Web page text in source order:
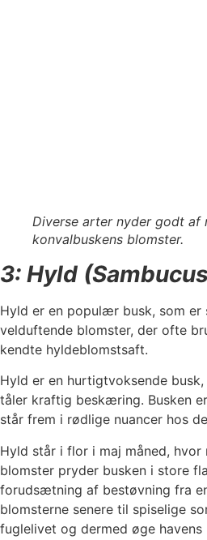
Diverse arter nyder godt af
konvalbuskens blomster.
3: Hyld
Hyld er en populær busk, som
velduftende blomster, der ofte
kendte hyldeblomstsaft.
Hyld er en hurtigtvoksende
tåler kraftig beskæring. Busken
står frem i rødlige nuancer hos
Hyld står i flor i maj måned, hvor
blomster pryder busken i store
forudsætning af bestøvning fra
blomsterne senere til spiselige
fuglelivet og dermed øge havens